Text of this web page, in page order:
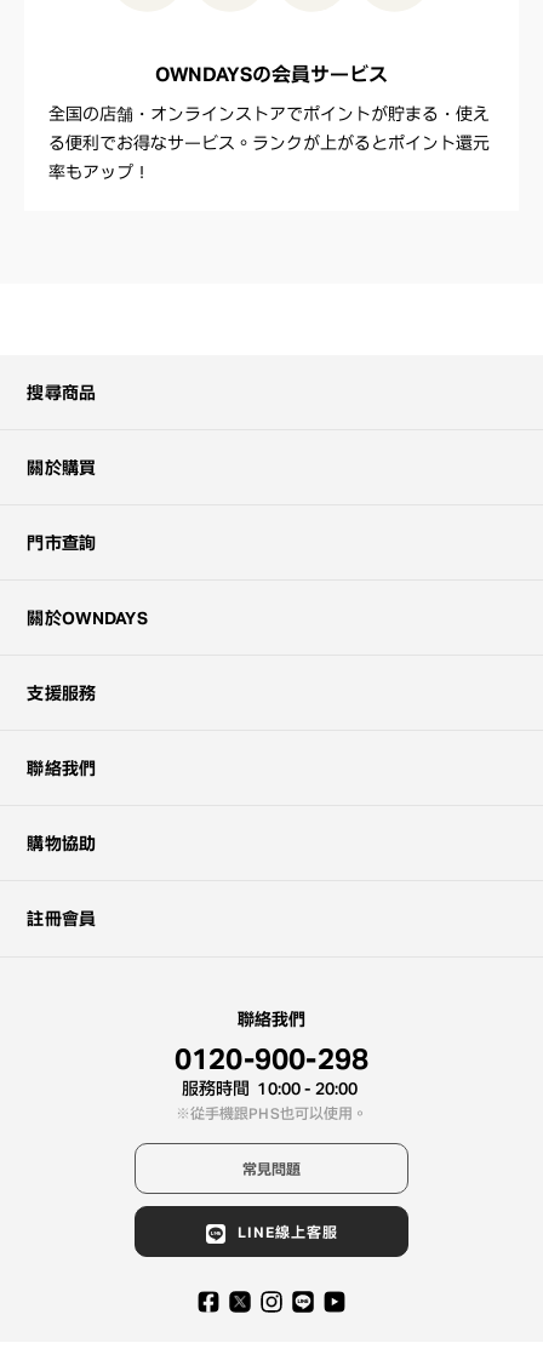
OWNDAYSの会員サービス
全国の店舗・オンラインストアでポイントが貯まる・使え
る便利でお得なサービス。ランクが上がるとポイント還元
率もアップ！
搜尋商品
關於購買
門市查詢
關於OWNDAYS
支援服務
聯絡我們
購物協助
註冊會員
聯絡我們
0120-900-298
服務時間 10:00 - 20:00
從手機跟PHS也可以使用。
常見問題
LINE線上客服